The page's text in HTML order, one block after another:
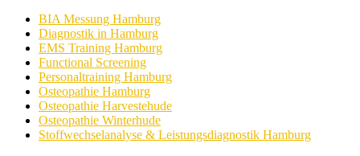
BIA Messung Hamburg
Diagnostik in Hamburg
EMS Training Hamburg
Functional Screening
Personaltraining Hamburg
Osteopathie Hamburg
Osteopathie Harvestehude
Osteopathie Winterhude
Stoffwechselanalyse & Leistungsdiagnostik Hamburg